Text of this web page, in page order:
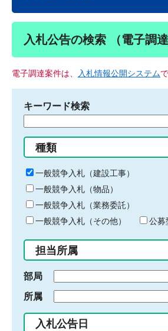
入札公告の検索 （電子調達
電子調達案件は、 入札情報公開システム
キーワード検索
る
キ
ー
ワ
ー
ド
入
力
種類
一般競争入札（建設工事）
一般競争入札（物品）
一般競争入札（業務委託）
一般競争入札（その他）
公募
担当所属
部局
所属
入札公告日